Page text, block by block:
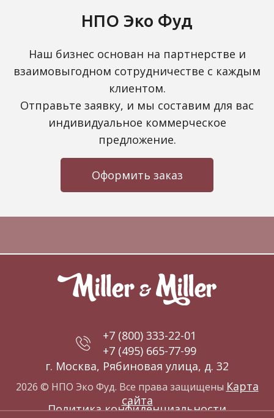
НПО Эко Фуд
Наш бизнес основан на партнерстве и
взаимовыгодном сотрудничестве с каждым
клиентом.
Отправьте заявку, и мы составим для вас
индивидуальное коммерческое
предложение.
Оформить заказ
+7 (800) 333-22-01
+7 (495) 665-77-99
г. Москва, Рябиновая улица, д. 32
Политика конфиденциальности
2026 © НПО Эко Фуд. Все права защищены Карта
сайта